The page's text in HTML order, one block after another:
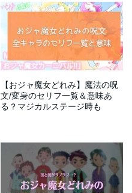
鳥ップ、微ｱﾀｵｶプロジェクショ
ンマッピング、日本一おいしい
レモンサワー虎檸檬 #27
ト、うなぎパイカフェ、竜ヶ岩
洞&龍潭寺、浜松餃子にトレー
ラーハウス #25
なろうよ
【無能？】電車の中でパソコ
【おジャ魔女どれみ】魔法の呪
文/変身のセリフ一覧＆意味あ
る？マジカルステージ時も